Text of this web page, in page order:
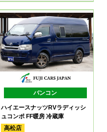
バンコン
ハイエースナッツRVラディッシ
ュコンポ FF暖房 冷蔵庫
高松店